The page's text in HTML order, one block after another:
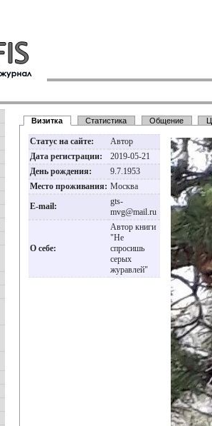
Визитка Статистика Общение
Статус на сайте:
Автор
Дата регистрации:
2019-05-21
День рождения:
9.7.1953
Место проживания: Москва
E-mail:
gts-
mvg@mail.ru
О себе:
Автор книги
"Не
спросишь
серых
журавлей"